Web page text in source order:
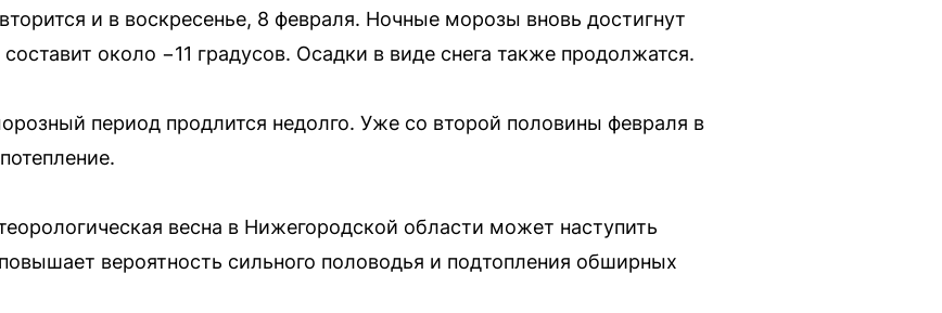
и в воскресенье, 8 февраля. Ночные морозы вновь достигнут
около −11 градусов. Осадки в виде снега также продолжатся.
период продлится недолго. Уже со второй половины февраля в
весна в Нижегородской области может наступить
вероятность сильного половодья и подтопления обширных